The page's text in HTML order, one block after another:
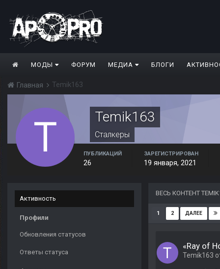
МОДЫ ФОРУМ МЕДИА БЛОГИ
Главная Temik163
Temik163
Сталкеры
ПУБЛИКАЦИЙ
26
ЗАРЕГИСТРИРОВАН
19 января, 2021
Активность
Профили
Обновления статусов
Ответы статуса
ВЕСЬ КОНТЕНТ
1 2 ДАЛЕЕ
«Ray of
Temik163